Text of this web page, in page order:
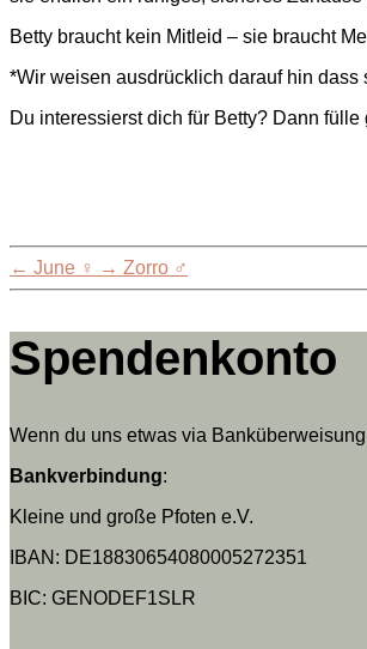
Betty braucht kein Mitleid – sie braucht
*Wir weisen ausdrücklich darauf hin
Du interessierst dich für Betty? Dann
← June ♀ → Zorro ♂
Spendenkonto
Wenn du uns etwas via
Bankverbindung:
Kleine und große Pfoten e.V.
IBAN: DE18830654080005272351
BIC: GENODEF1SLR